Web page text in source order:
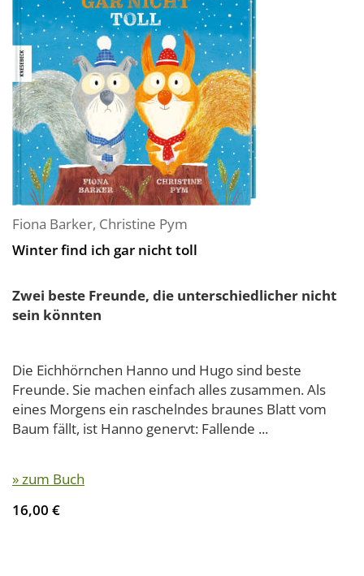
Fiona Barker, Christine Pym
Winter find ich gar nicht toll
Zwei beste Freunde, die unterschiedlicher nicht
sein könnten
Die Eichhörnchen Hanno und Hugo sind beste
Freunde. Sie machen einfach alles zusammen. Als
eines Morgens ein raschelndes braunes Blatt vom
Baum fällt, ist Hanno genervt: Fallende ...
» zum Buch
16,00 €